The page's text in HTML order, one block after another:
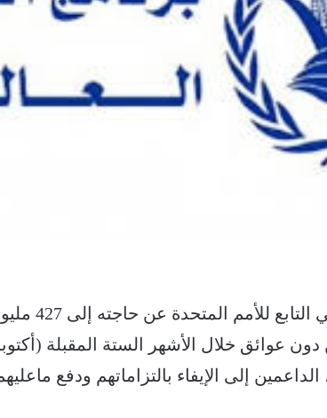
أعلن برنامج
خلال الأشهر الستة المقبلة (أكتوبر 2020 – مارس
الداعمين إلى الإيفاء بالتزاماتهم ودفع